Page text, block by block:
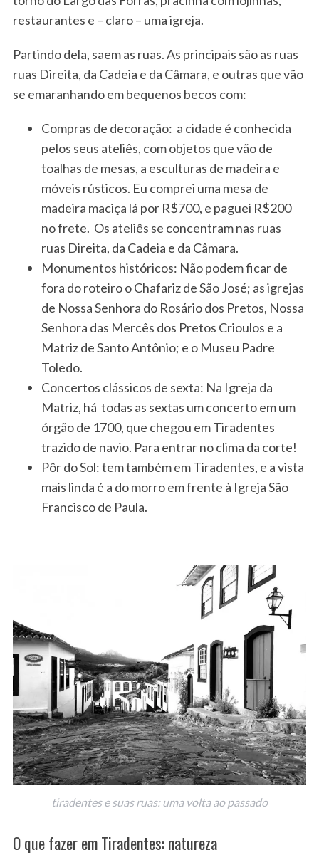
restaurantes e – claro – uma igreja.
Partindo dela, saem as ruas. As principais são as ruas
ruas Direita, da Cadeia e da Câmara, e outras que vão
se emaranhando em bequenos becos com:
Compras de decoração: a cidade é conhecida
pelos seus ateliês, com objetos que vão de
toalhas de mesas, a esculturas de madeira e
móveis rústicos. Eu comprei uma mesa de
madeira maciça lá por R$700, e paguei R$200
no frete. Os ateliês se concentram nas ruas
ruas Direita, da Cadeia e da Câmara.
Monumentos históricos: Não podem ficar de
fora do roteiro o Chafariz de São José; as igrejas
de Nossa Senhora do Rosário dos Pretos, Nossa
Senhora das Mercês dos Pretos Crioulos e a
Matriz de Santo Antônio; e o Museu Padre
Toledo.
Concertos clássicos de sexta: Na Igreja da
Matriz, há todas as sextas um concerto em um
órgão de 1700, que chegou em Tiradentes
trazido de navio. Para entrar no clima da corte!
Pôr do Sol: tem também em Tiradentes, e a vista
mais linda é a do morro em frente à Igreja São
Francisco de Paula.
tiradentes e suas ruas: uma volta ao passado
O que fazer em Tiradentes: natureza